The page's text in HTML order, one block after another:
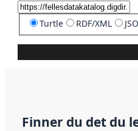
Turtle RDF/XML
Finner du det du